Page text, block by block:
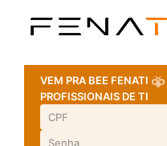
VEM PRA BEE FENATI
PROFISSIONAIS DE TI